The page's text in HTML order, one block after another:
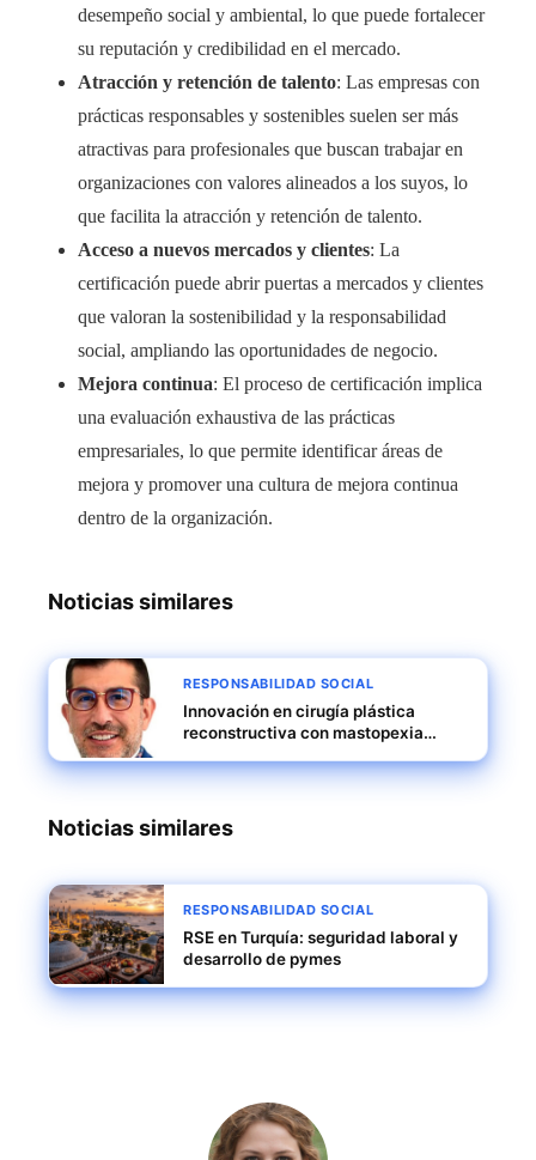
desempeño social y ambiental, lo que puede fortalecer
su reputación y credibilidad en el mercado.
Atracción y retención de talento: Las empresas con
prácticas responsables y sostenibles suelen ser más
atractivas para profesionales que buscan trabajar en
organizaciones con valores alineados a los suyos, lo
que facilita la atracción y retención de talento.​
Acceso a nuevos mercados y clientes: La
certificación puede abrir puertas a mercados y clientes
que valoran la sostenibilidad y la responsabilidad
social, ampliando las oportunidades de negocio.​
Mejora continua: El proceso de certificación implica
una evaluación exhaustiva de las prácticas
empresariales, lo que permite identificar áreas de
mejora y promover una cultura de mejora continua
dentro de la organización.
Noticias similares
RESPONSABILIDAD SOCIAL
Innovación en cirugía plástica
reconstructiva con mastopexia
multifrecuencia
Noticias similares
RESPONSABILIDAD SOCIAL
RSE en Turquía: seguridad laboral y
desarrollo de pymes